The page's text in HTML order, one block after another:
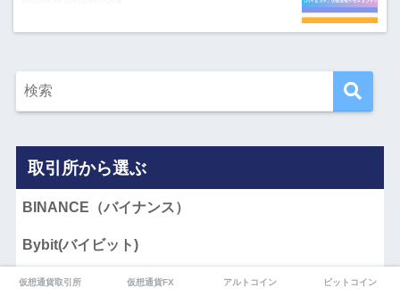
取引所から選ぶ
BINANCE（バイナンス）
Bybit(バイビット)
BaseFEX(ベースフェックス)
仮想通貨取引所 仮想通貨FX アルトコイン ビットコイン